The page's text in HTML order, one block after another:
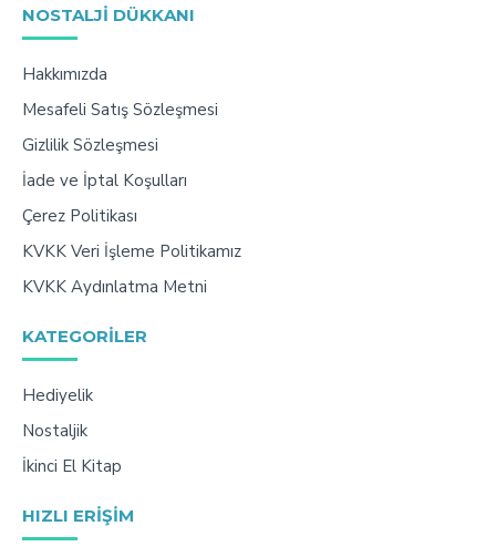
NOSTALJI DÜKKANI
Hakkımızda
Mesafeli Satış Sözleşmesi
Gizlilik Sözleşmesi
İade ve İptal Koşulları
Çerez Politikası
KVKK Veri İşleme Politikamız
KVKK Aydınlatma Metni
KATEGORILER
Hediyelik
Nostaljik
İkinci El Kitap
HIZLI ERIŞIM